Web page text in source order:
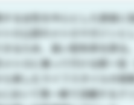
る女性を中心とした読者
ロ公認のメトロマガジン
るため、高い配布率を誇る。
トロに乗って行ける駅＝街
楽しむライフスタイルの提
おいて第一線で活躍するク